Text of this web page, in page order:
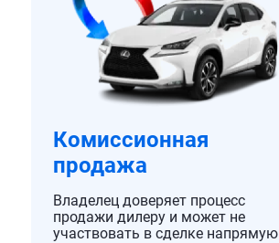
Комиссионная
продажа
Владелец доверяет процесс
продажи дилеру и может не
участвовать в сделке напрямую